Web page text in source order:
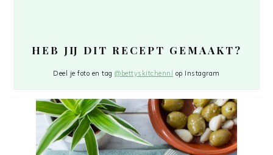
HEB JIJ DIT RECEPT GEMAAKT?
Deel je foto en tag@bettyskitchennl op Instagram